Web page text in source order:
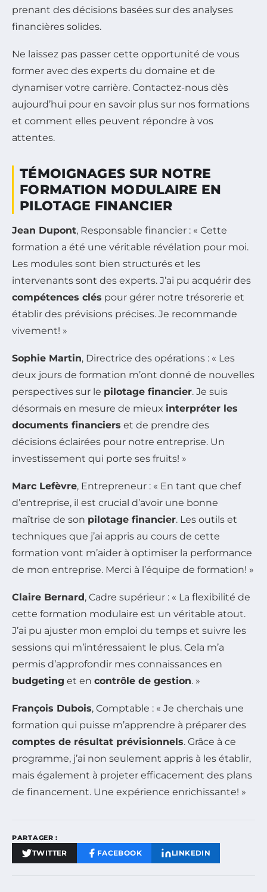
prenant des décisions basées sur des analyses
financières solides.
Ne laissez pas passer cette opportunité de vous
former avec des experts du domaine et de
dynamiser votre carrière. Contactez-nous dès
aujourd’hui pour en savoir plus sur nos formations
et comment elles peuvent répondre à vos
attentes.
TÉMOIGNAGES SUR NOTRE
FORMATION MODULAIRE EN
PILOTAGE FINANCIER
Jean Dupont, Responsable financier : « Cette
formation a été une véritable révélation pour moi.
Les modules sont bien structurés et les
intervenants sont des experts. J’ai pu acquérir des
compétences clés pour gérer notre trésorerie et
établir des prévisions précises. Je recommande
vivement! »
Sophie Martin, Directrice des opérations : « Les
deux jours de formation m’ont donné de nouvelles
perspectives sur le pilotage financier. Je suis
désormais en mesure de mieux interpréter les
documents financiers et de prendre des
décisions éclairées pour notre entreprise. Un
investissement qui porte ses fruits! »
Marc Lefèvre, Entrepreneur : « En tant que chef
d’entreprise, il est crucial d’avoir une bonne
maîtrise de son pilotage financier. Les outils et
techniques que j’ai appris au cours de cette
formation vont m’aider à optimiser la performance
de mon entreprise. Merci à l’équipe de formation! »
Claire Bernard , Cadre supérieur : « La flexibilité de
cette formation modulaire est un véritable atout.
J’ai pu ajuster mon emploi du temps et suivre les
sessions qui m’intéressaient le plus. Cela m’a
permis d’approfondir mes connaissances en
budgeting et en contrôle de gestion. »
François Dubois, Comptable : « Je cherchais une
formation qui puisse m’apprendre à préparer des
comptes de résultat prévisionnels. Grâce à ce
programme, j’ai non seulement appris à les établir,
mais également à projeter efficacement des plans
de financement. Une expérience enrichissante! »
PARTAGER :
TWITTER FACEBOOK LINKEDIN